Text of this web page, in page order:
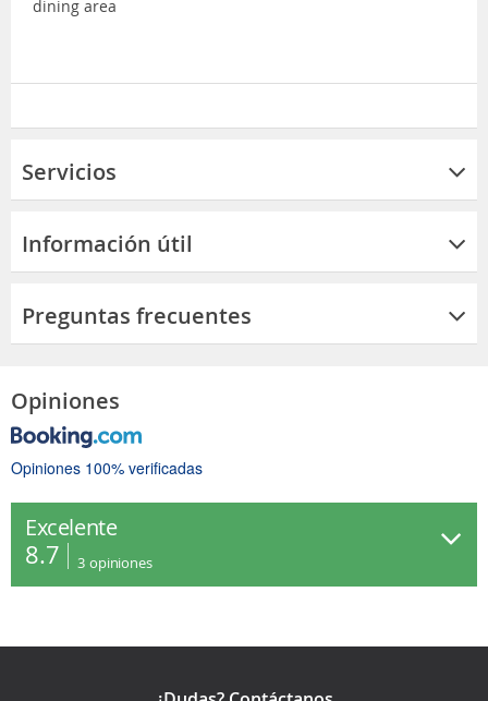
dining area
Servicios
Información útil
Preguntas frecuentes
Opiniones
Opiniones 100% verificadas
Excelente
8.7 3 opiniones